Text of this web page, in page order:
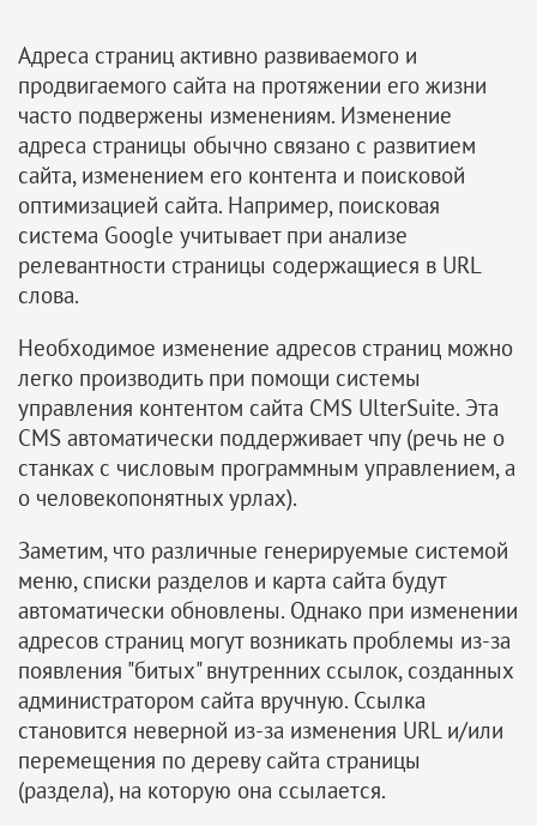
Адреса страниц активно развиваемого и
продвигаемого сайта на протяжении его жизни
часто подвержены изменениям. Изменение
адреса страницы обычно связано с развитием
сайта, изменением его контента и поисковой
оптимизацией сайта. Например, поисковая
система Google учитывает при анализе
релевантности страницы содержащиеся в URL
слова.
Необходимое изменение адресов страниц можно
легко производить при помощи системы
управления контентом сайта CMS UlterSuite. Эта
CMS автоматически поддерживает чпу (речь не о
станках с числовым программным управлением, а
о человекопонятных урлах).
Заметим, что различные генерируемые системой
меню, списки разделов и карта сайта будут
автоматически обновлены. Однако при изменении
адресов страниц могут возникать проблемы из-за
появления "битых" внутренних ссылок, созданных
администратором сайта вручную. Ссылка
становится неверной из-за изменения URL и/или
перемещения по дереву сайта страницы
(раздела), на которую она ссылается.